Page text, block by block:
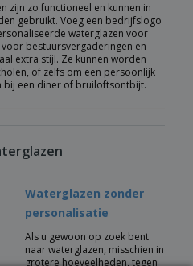
zijn zo functioneel en kunnen in
gebruikt. Voeg een bedrijfslogo
waterglazen voor
bestuursvergaderingen en
extra stijl. Ze kunnen worden
of zelfs om een persoonlijk
bij een diner of bruiloftsontbijt.
Waterglazen zonder
personalisatie
Als u gewoon op zoek bent
naar waterglazen, misschien in
grotere hoeveelheden, tegen